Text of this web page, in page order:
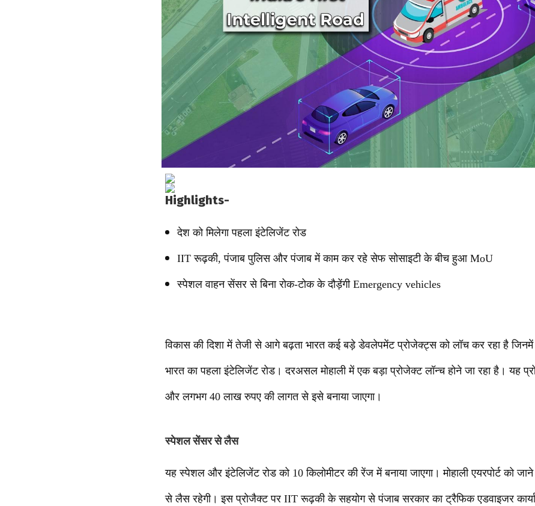
Highlights-
देश को मिलेगा पहला इंटेलिजेंट रोड
IIT रूढ़की, पंजाब पुलिस और पंजाब में काम कर रहे सेफ सोसाइटी के बीच हुआ MoU
स्पेशल वाहन सेंसर से बिना रोक-टोक के दौड़ेंगी Emergency vehicles
विकास की दिशा में तेजी से आगे बढ़ता भारत कई बड़े डेवलेपमेंट प्रोजेक्ट्स को लॉच कर रहा है
भारत का पहला इंटेलिजेंट रोड। दरअसल मोहाली में एक बड़ा प्रोजेक्ट लॉन्च होने जा रहा है। यह
और लगभग 40 लाख रुपए की लागत से इसे बनाया जाएगा।
स्पेशल सेंसर से लैस
यह स्पेशल और इंटेलिजेंट रोड को 10 किलोमीटर की रेंज में बनाया जाएगा। मोहाली एयरपोर्ट को
से लैस रहेगी। इस प्रोजैक्ट पर IIT रूढ़की के सहयोग से पंजाब सरकार का ट्रैफिक एडवाइजर